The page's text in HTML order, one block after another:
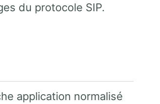
du protocole SIP.
application normalisé